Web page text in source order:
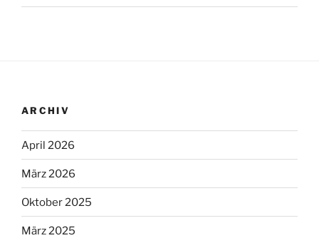
ARCHIV
April 2026
März 2026
Oktober 2025
März 2025